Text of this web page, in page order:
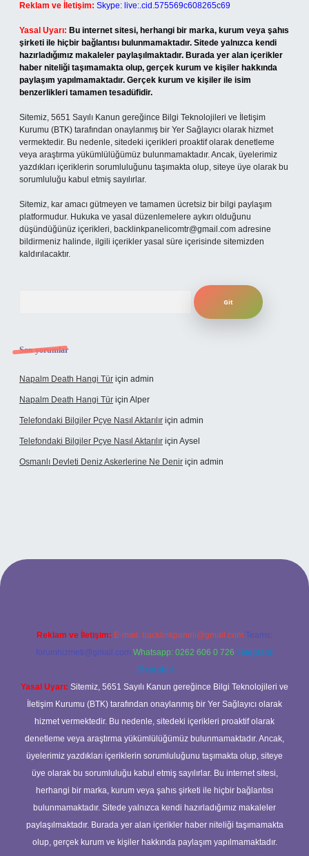
Reklam ve İletişim: Skype: live:.cid.575569c608265c69
Yasal Uyarı: Bu internet sitesi, herhangi bir marka, kurum veya şahıs
şirketi ile hiçbir bağlantısı bulunmamaktadır. Sitede yalnızca kendi
hazırladığımız makaleler paylaşılmaktadır. Burada yer alan içerikler
haber niteliği taşımamakta olup, gerçek kurum ve kişiler hakkında
paylaşım yapılmamaktadır. Gerçek kurum ve kişiler ile isim
benzerlikleri tamamen tesadüfidir.
Sitemiz, 5651 Sayılı Kanun gereğince Bilgi Teknolojileri ve İletişim
Kurumu (BTK) tarafından onaylanmış bir Yer Sağlayıcı olarak hizmet
vermektedir. Bu nedenle, sitedeki içerikleri proaktif olarak denetleme
veya araştırma yükümlülüğümüz bulunmamaktadır. Ancak, üyelerimiz
yazdıkları içeriklerin sorumluluğunu taşımakta olup, siteye üye olarak bu
sorumluluğu kabul etmiş sayılırlar.
Sitemiz, kar amacı gütmeyen ve tamamen ücretsiz bir bilgi paylaşım
platformudur. Hukuka ve yasal düzenlemelere aykırı olduğunu
düşündüğünüz içerikleri, backlinkpanelicomtr@gmail.com adresine
bildirmeniz halinde, ilgili içerikler yasal süre içerisinde sitemizden
kaldırılacaktır.
Son yorumlar
Napalm Death Hangi Tür için admin
Napalm Death Hangi Tür için Alper
Telefondaki Bilgiler Pcye Nasıl Aktarılır için admin
Telefondaki Bilgiler Pcye Nasıl Aktarılır için Aysel
Osmanlı Devleti Deniz Askerlerine Ne Denir için admin
Reklam ve İletişim: E-mail: backlinkpaneli@gmail.com Teams:
forumhizmeti@gmail.com Whatsapp: 0262 606 0 726 Telegram:
@karabul
Yasal Uyarı: Sitemiz, 5651 Sayılı Kanun gereğince Bilgi Teknolojileri ve
İletişim Kurumu (BTK) tarafından onaylanmış bir Yer Sağlayıcı olarak
hizmet vermektedir. Bu nedenle, sitedeki içerikleri proaktif olarak
denetleme veya araştırma yükümlülüğümüz bulunmamaktadır. Ancak,
üyelerimiz yazdıkları içeriklerin sorumluluğunu taşımakta olup, siteye
üye olarak bu sorumluluğu kabul etmiş sayılırlar. Bu internet sitesi,
herhangi bir marka, kurum veya şahıs şirketi ile hiçbir bağlantısı
bulunmamaktadır. Sitede yalnızca kendi hazırladığımız makaleler
paylaşılmaktadır. Burada yer alan içerikler haber niteliği taşımamakta
olup, gerçek kurum ve kişiler hakkında paylaşım yapılmamaktadır.